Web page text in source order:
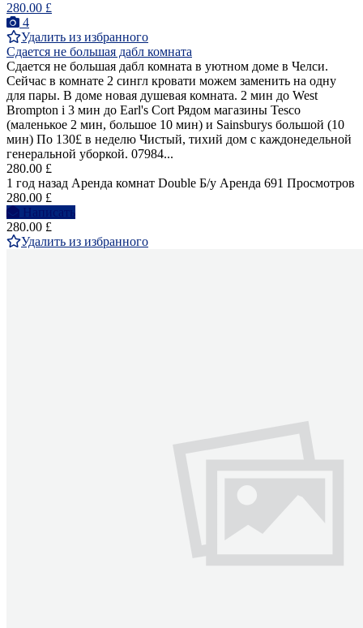
280.00 £
4
Удалить из избранного
Сдается не большая дабл комната
Сдается не большая дабл комната в уютном доме в Челси.
Сейчас в комнате 2 сингл кровати можем заменить на одну
для пары. В доме новая душевая комната. 2 мин до West
Brompton i 3 мин до Earl's Cort Рядом магазины Tesco
(маленькое 2 мин, большое 10 мин) и Sainsburys большой (10
мин) По 130£ в неделю Чистый, тихий дом с каждонедельной
генеральной уборкой. 07984...
280.00 £
1 год назад Аренда комнат Double Б/у Аренда 691 Просмотров
280.00 £
Написать
280.00 £
Удалить из избранного